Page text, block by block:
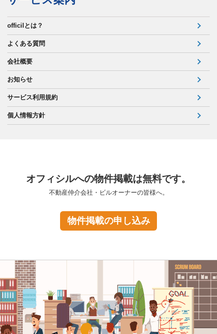
officilとは？
よくある質問
会社概要
お知らせ
サービス利用規約
個人情報方針
オフィシルへの物件掲載は無料です。
不動産仲介会社・ビルオーナーの皆様へ。
物件掲載の申し込み